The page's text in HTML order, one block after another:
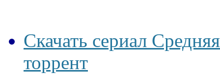
Скачать сериал
торрент